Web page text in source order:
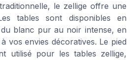
le zellige offre une
tables sont disponibles en
blanc pur au noir intense, en
vos envies décoratives. Le pied
utilisé pour les tables zellige,